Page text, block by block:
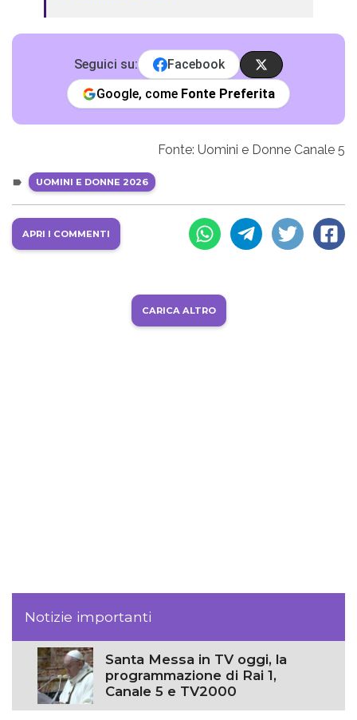
Seguici su:
Facebook
Google, come Fonte Preferita
Fonte: Uomini e Donne Canale 5
UOMINI E DONNE 2026
APRI I COMMENTI
CARICA ALTRO
Notizie importanti
Santa Messa in TV oggi, la
programmazione di Rai 1,
Canale 5 e TV2000